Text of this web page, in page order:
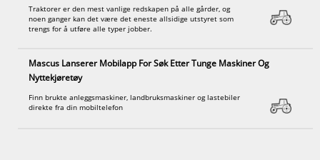
Traktorer er den mest vanlige redskapen på alle gårder, og
noen ganger kan det være det eneste allsidige utstyret som
trengs for å utføre alle typer jobber.
Mascus Lanserer Mobilapp For Søk Etter Tunge Maskiner Og
Nyttekjøretøy
Finn brukte anleggsmaskiner, landbruksmaskiner og lastebiler
direkte fra din mobiltelefon